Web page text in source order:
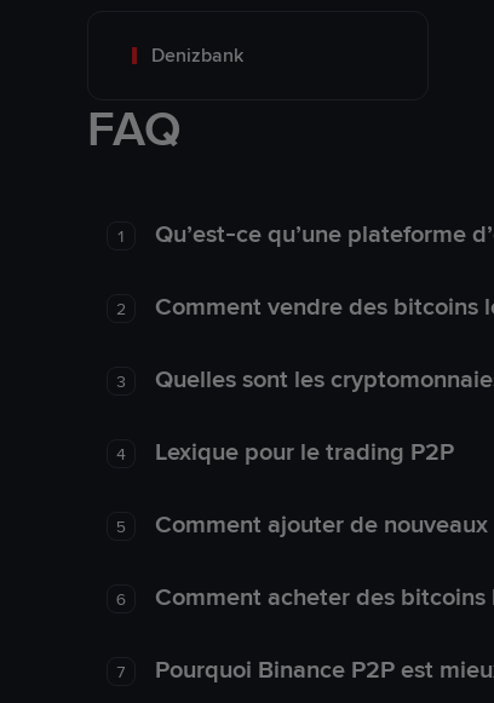
Denizbank
FAQ
1 Qu’est-ce qu’une plateforme
2 Comment vendre des bitcoins
3 Quelles sont les
4 Lexique pour le trading P2P
5 Comment ajouter de
6 Comment acheter des
7 Pourquoi Binance P2P est